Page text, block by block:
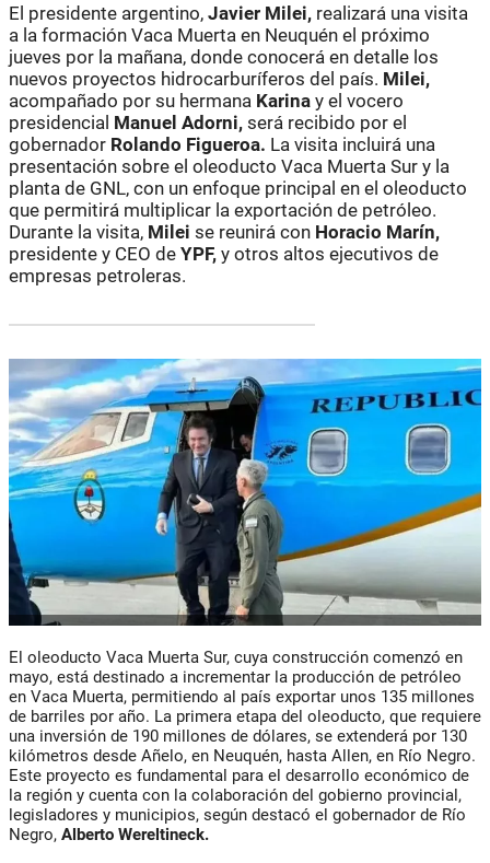
El presidente argentino, Javier Milei, realizará una visita
a la formación Vaca Muerta en Neuquén el próximo
jueves por la mañana, donde conocerá en detalle los
nuevos proyectos hidrocarburíferos del país. Milei,
acompañado por su hermana Karina y el vocero
presidencial Manuel Adorni, será recibido por el
gobernador Rolando Figueroa. La visita incluirá una
presentación sobre el oleoducto Vaca Muerta Sur y la
planta de GNL, con un enfoque principal en el oleoducto
que permitirá multiplicar la exportación de petróleo.
Durante la visita, Milei se reunirá con Horacio Marín,
presidente y CEO de YPF, y otros altos ejecutivos de
empresas petroleras.
El oleoducto Vaca Muerta Sur, cuya construcción comenzó en
mayo, está destinado a incrementar la producción de petróleo
en Vaca Muerta, permitiendo al país exportar unos 135 millones
de barriles por año. La primera etapa del oleoducto, que requiere
una inversión de 190 millones de dólares, se extenderá por 130
kilómetros desde Añelo, en Neuquén, hasta Allen, en Río Negro.
Este proyecto es fundamental para el desarrollo económico de
la región y cuenta con la colaboración del gobierno provincial,
legisladores y municipios, según destacó el gobernador de Río
Negro, Alberto Wereltineck.